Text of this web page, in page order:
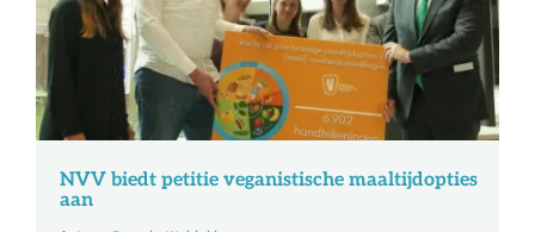
NVV biedt petitie veganistische maaltijdopties
aan